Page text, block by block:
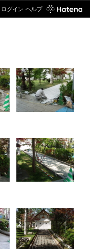
ログイン ヘルプ